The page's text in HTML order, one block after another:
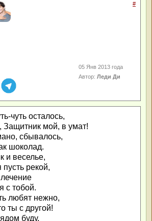
#
05 Янв 2013 года
Автор:Леди Ди
чуть осталось,
Защитник мой, в умат!
сбывалось,
шоколад.
и веселье,
рекой,
с тобой.
любят нежно,
ты с другой!
буду,